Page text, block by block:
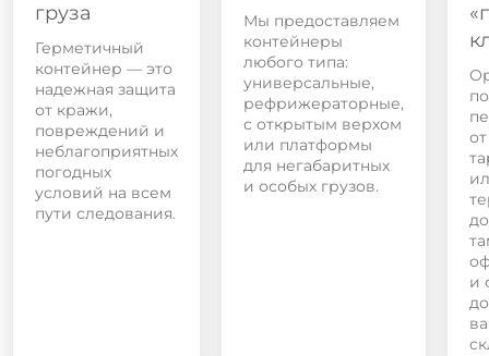
груза
Герметичный
контейнер — это
надежная защита
от кражи,
повреждений и
неблагоприятных
погодных
условий на всем
пути следования.
Мы предоставляем
контейнеры
любого типа:
универсальные,
рефрижераторные,
с открытым верхом
или платформы
для негабаритных
и особых грузов.
до
и